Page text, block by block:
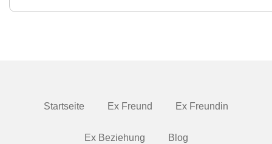
Startseite Ex Freund Ex Freundin
Ex Beziehung Blog